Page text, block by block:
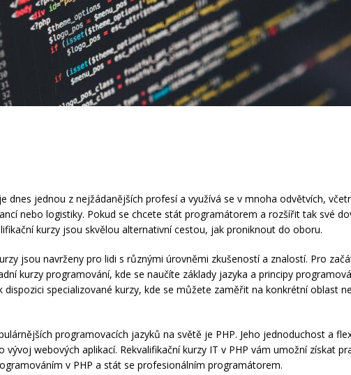
dnes jednou z nejžádanějších profesí a využívá se v mnoha odvětvích,
nebo logistiky. Pokud se chcete stát programátorem a rozšířit tak své
kurzy jsou skvělou alternativní cestou, jak proniknout do oboru.
jsou navrženy pro lidi s různými úrovněmi zkušeností a znalostí. Pro
kurzy programování, kde se naučíte základy jazyka a principy
dispozici specializované kurzy, kde se můžete zaměřit na konkrétní oblast
programovacích jazyků na světě je PHP. Jeho jednoduchost a
vývoj webových aplikací. Rekvalifikační kurzy IT v PHP vám umožní získat
v PHP a stát se profesionálním programátorem.